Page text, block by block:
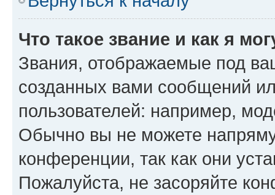
Что такое звание и как я
Звания, отображаемые под
созданных вами сообщений
пользователей: например,
Обычно вы не можете
конференции, так как они
Пожалуйста, не засоряйте